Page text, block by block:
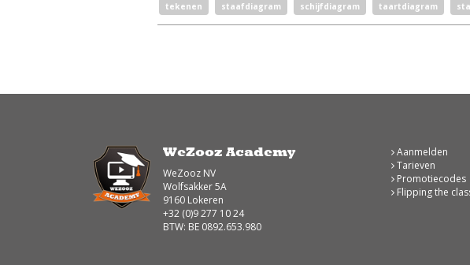
tekenen staafdiagram schijfdiagram taartdiagram
WeZooz Academy
WeZooz NV
Wolfsakker 5A
9160 Lokeren
+32 (0)9 277 10 24
BTW: BE 0892.653.980
Aanmelden
Tarieven
Promotiecodes
Flipping the